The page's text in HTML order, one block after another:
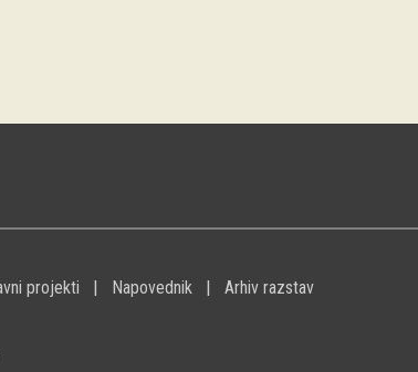
projekti Napovednik Arhiv razstav